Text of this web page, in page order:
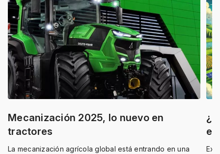
Mecanización 2025, lo nuevo en
tractores
La mecanización agrícola global está entrando en una